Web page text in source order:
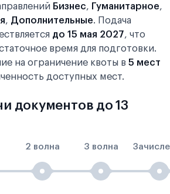
Бизнес, Гуманитарное,
, Дополнительные. Подача
до 15 мая 2027, что
время для подготовки.
на ограничение квоты в 5 мест
доступных мест.
документов до 13
2 волна 3 волна